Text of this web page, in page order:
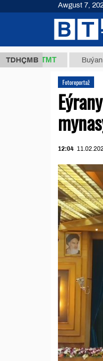
TDHÇMB
ТМТ Buýan
Fotoreportaž
12:04
Awgust 7,